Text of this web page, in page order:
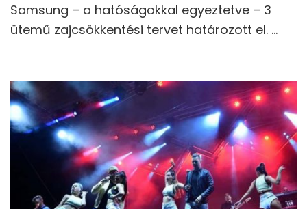
Samsung – a hatóságokkal egyeztetve – 3
ütemű zajcsökkentési tervet határozott el. …